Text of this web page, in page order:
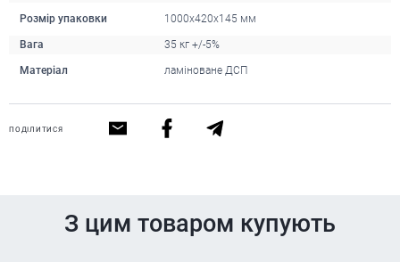
Розмір упаковки 1000x420x145 мм
Вага 35 кг +/-5%
Матеріал ламіноване ДСП
ПОДІЛИТИСЯ
З цим товаром купують